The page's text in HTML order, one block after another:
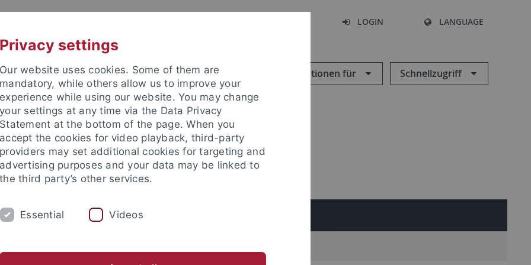
LOGIN LANGUAGE
Informationen für Schnellzugriff
Theoretische Chemie
FORSCHUNG
Privacy settings
Our website uses cookies. Some of them are
mandatory, while others allow us to improve your
experience while using our website. You may change
your settings at any time via the Data Privacy
Statement at the bottom of the page. When you
accept the cookies for video playback, third-party
providers may set additional cookies for targeting and
advertising purposes and your data may be linked to
the third party’s other services.
Essential Videos